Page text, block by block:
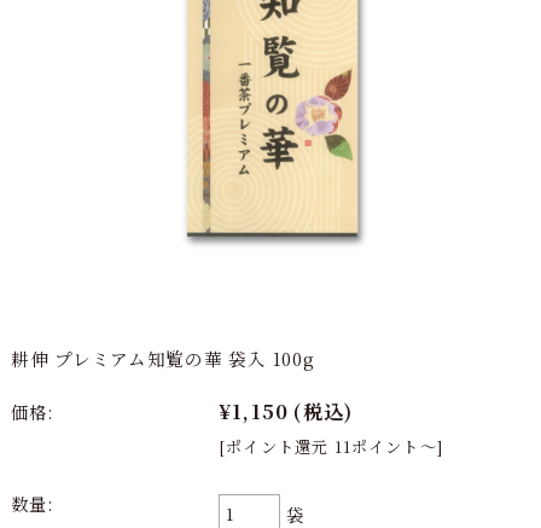
耕伸 プレミアム知覧の華 袋入 100g
価格: ¥1,150 (税込)
[ポイント還元 11ポイント～]
数量:
袋